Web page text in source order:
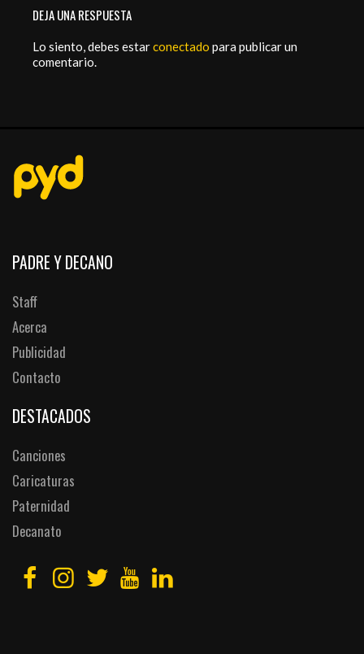
DEJA UNA RESPUESTA
Lo siento, debes estarconectado para publicar un
comentario.
PADRE Y DECANO
Staff
Acerca
Publicidad
Contacto
DESTACADOS
Canciones
Caricaturas
Paternidad
Decanato